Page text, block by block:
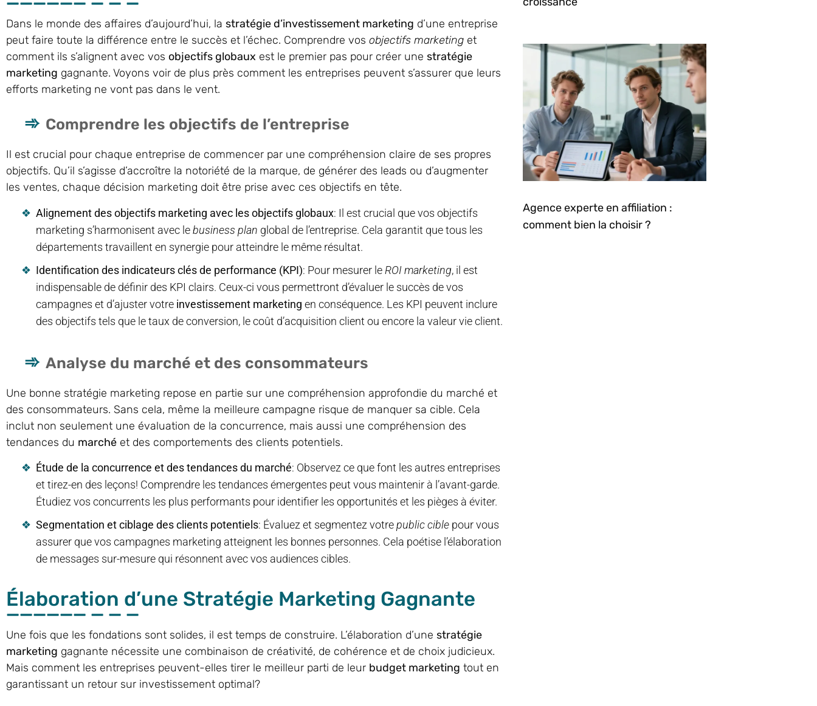
Dans le monde des affaires d’aujourd’hui, la stratégie d’investissement marketing d’une entreprise
peut faire toute la différence entre le succès et l’échec. Comprendre vos objectifs marketing et
comment ils s’alignent avec vos objectifs globaux est le premier pas pour créer une stratégie
marketing gagnante. Voyons voir de plus près comment les entreprises peuvent s’assurer que leurs
efforts marketing ne vont pas dans le vent.
Comprendre les objectifs de l’entreprise
Il est crucial pour chaque entreprise de commencer par une compréhension claire de ses propres
objectifs. Qu’il s’agisse d’accroître la notoriété de la marque, de générer des leads ou d’augmenter
les ventes, chaque décision marketing doit être prise avec ces objectifs en tête.
Alignement des objectifs marketing avec les objectifs globaux: Il est crucial que vos objectifs
marketing s’harmonisent avec lebusiness plan global de l’entreprise. Cela garantit que tous les
départements travaillent en synergie pour atteindre le même résultat.
Identification des indicateurs clés de performance (KPI): Pour mesurer leROI marketing, il est
indispensable de définir des KPI clairs. Ceux-ci vous permettront d’évaluer le succès de vos
campagnes et d’ajuster votre investissement marketing en conséquence. Les KPI peuvent inclure
des objectifs tels que le taux de conversion, le coût d’acquisition client ou encore la valeur vie client.
Analyse du marché et des consommateurs
Une bonne stratégie marketing repose en partie sur une compréhension approfondie du marché et
des consommateurs. Sans cela, même la meilleure campagne risque de manquer sa cible. Cela
inclut non seulement une évaluation de la concurrence, mais aussi une compréhension des
tendances du marché et des comportements des clients potentiels.
Étude de la concurrence et des tendances du marché: Observez ce que font les autres entreprises
et tirez-en des leçons! Comprendre les tendances émergentes peut vous maintenir à l’avant-garde.
Étudiez vos concurrents les plus performants pour identifier les opportunités et les pièges à éviter.
Segmentation et ciblage des clients potentiels: Évaluez et segmentez votrepublic cible pour vous
assurer que vos campagnes marketing atteignent les bonnes personnes. Cela poétise l’élaboration
de messages sur-mesure qui résonnent avec vos audiences cibles.
Élaboration d’une Stratégie Marketing Gagnante
Une fois que les fondations sont solides, il est temps de construire. L’élaboration d’une stratégie
marketing gagnante nécessite une combinaison de créativité, de cohérence et de choix judicieux.
Mais comment les entreprises peuvent-elles tirer le meilleur parti de leur budget marketing tout en
garantissant un retour sur investissement optimal?
Agence experte en affiliation :
comment bien la choisir ?